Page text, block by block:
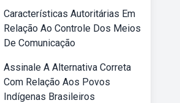
Características Autoritárias Em
Relação Ao Controle Dos Meios
De Comunicação
Assinale A Alternativa Correta
Com Relação Aos Povos
Indígenas Brasileiros